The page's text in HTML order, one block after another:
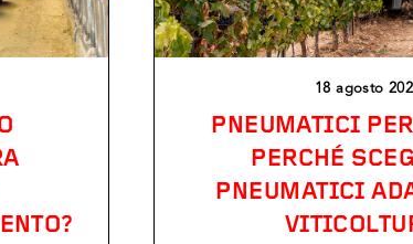
18 agosto
PNEUMATICI
PERCHÉ
PNEUMATICI